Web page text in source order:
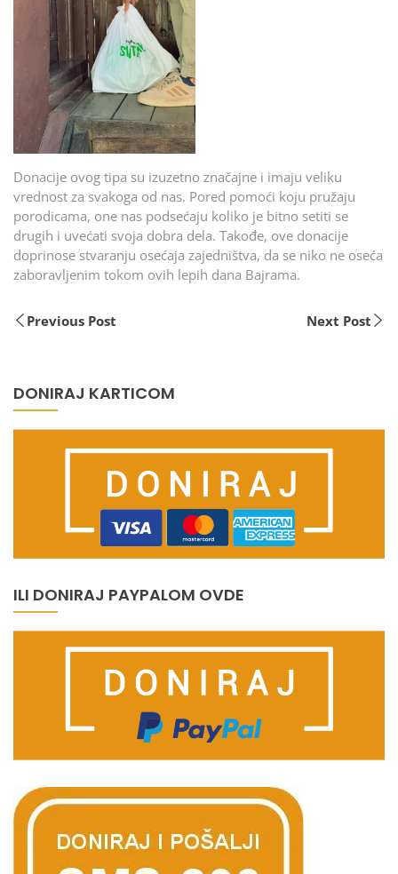
Donacije ovog tipa su izuzetno značajne i imaju veliku
vrednost za svakoga od nas. Pored pomoći koju pružaju
porodicama, one nas podsećaju koliko je bitno setiti se
drugih i uvećati svoja dobra dela. Takođe, ove donacije
doprinose stvaranju osećaja zajedništva, da se niko ne oseća
zaboravljenim tokom ovih lepih dana Bajrama.
Previous Post Next Post
DONIRAJ KARTICOM
ILI DONIRAJ PAYPALOM OVDE